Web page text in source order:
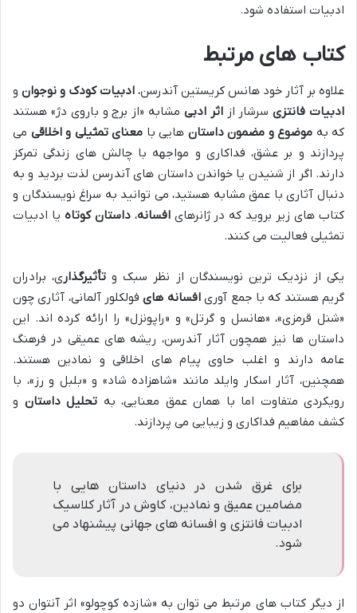
ادبیات استفاده شود.
کتاب های مرتبط
علاوه بر آثار خود هانس کریستین آندرسن، ادبیات کودک و نوجوان و
ادبیات فانتزیسرشار ازاثر ادبی مشابه «از برج و باروی دژ» هستند
که به موضوع و مضمون داستان هایی با معنای تمثیلی و اخلاقی می
پردازند و بر عشق، فداکاری و مواجهه با چالش های زندگی تمرکز
دارند. اگر از شنیدن یا خواندن داستان های آندرسن لذت بردید و به
دنبال آثاری با عمق مشابه هستید، می توانید به سراغ نویسندگان و
کتاب های زیر بروید که در ژانرهایافسانه،داستان کوتاه یا ادبیات
تمثیلی فعالیت می کنند.
یکی از نزدیک ترین نویسندگان از نظر سبک و تأثیرگذاری، برادران
گریم هستند که با جمع آوریافسانه هایفولکلور آلمانی، آثاری چون
«شنل قرمزی»، «هانسل و گرتل» و «راپونزل» را ارائه کرده اند. این
داستان ها نیز همچون آثار آندرسن، ریشه های عمیقی در فرهنگ
عامه دارند و اغلب حاوی پیام های اخلاقی و نمادین هستند.
همچنین، آثار اسکار وایلد مانند «شاهزاده شاد» و «بلبل و رز»، با
رویکردی متفاوت اما با همان عمق معنایی، به تحلیل داستان و
کشف مفاهیم فداکاری و زیبایی می پردازند.
برای غرق شدن در دنیای داستان هایی با
مضامین عمیق و نمادین، کاوش در آثار کلاسیک
ادبیات فانتزی و افسانه های جهانی پیشنهاد می
شود.
از دیگر کتاب های مرتبط می توان به «شازده کوچولو» اثر آنتوان دو